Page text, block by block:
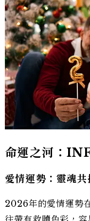
命運之河：
愛情運勢：靈魂
2026年的愛情運勢